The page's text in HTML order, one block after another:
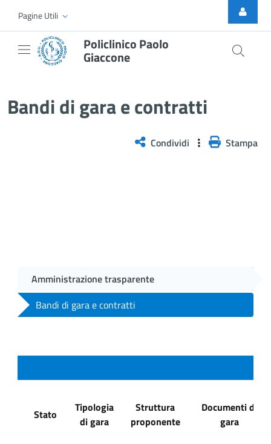
Skip to Main Content
Pagine Utili
Policlinico Paolo
Giaccone
Bandi di gara e contratti
Condividi Stampa
Amministrazione trasparente
Bandi di gara e contratti
Stato
Tipologia
di gara
Struttura
proponente
Documenti di
gara